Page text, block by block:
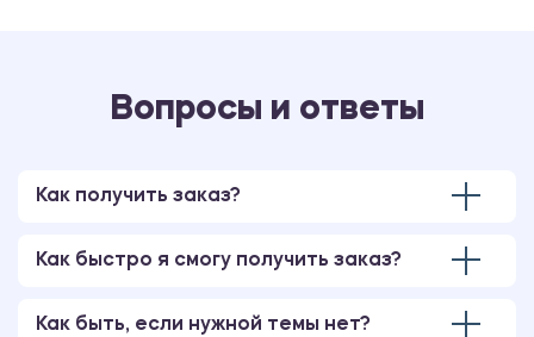
Вопросы и ответы
Как получить заказ?
Как быстро я смогу получить заказ?
Как быть, если нужной темы нет?